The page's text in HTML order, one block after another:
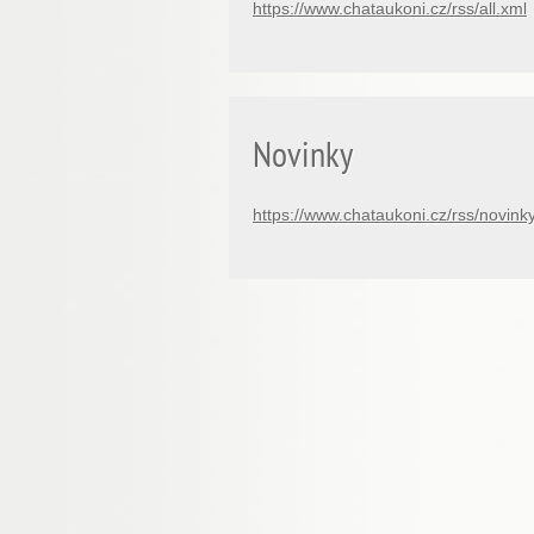
https://www.chataukoni.cz/rss/all.xml
Novinky
https://www.chataukoni.cz/rss/